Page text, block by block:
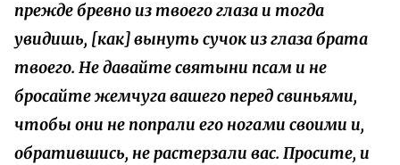
прежде бревно из твоего глаза и тогда
увидишь, [как] вынуть сучок из глаза брата
твоего. Не давайте святыни псам и не
бросайте жемчуга вашего перед свиньями,
чтобы они не попрали его ногами своими и,
обратившись, не растерзали вас. Просите, и